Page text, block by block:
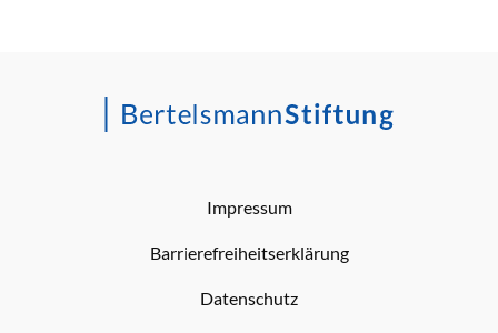
Impressum
Barrierefreiheitserklärung
Datenschutz